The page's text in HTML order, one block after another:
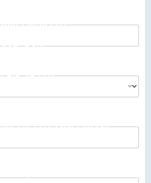
USB 2.0/1.1 PHY
USB_BCK
PCIe 4.0 PHY
MIPI M-PHY v5.0/v4.1/v3.1